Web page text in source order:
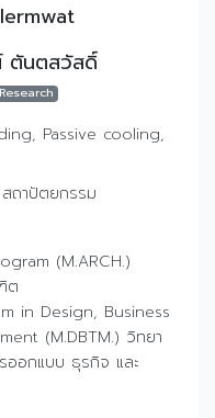
ตันตสวัสดิ์
Passive cooling,
ถาปัตยกรรม
(M.ARCH.)
ต
in Design, Business
(M.DBTM.) วิทยา
อกแบบ ธุรกิจ และ